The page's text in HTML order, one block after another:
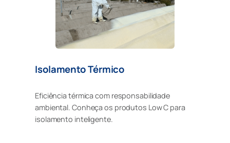
Isolamento Térmico
Eficiência térmica com responsabilidade
ambiental. Conheça os produtos Low C para
isolamento inteligente.